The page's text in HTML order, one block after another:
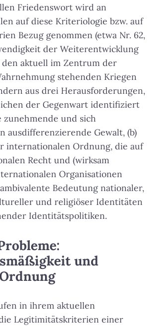
Friedenswort wird an
auf diese Kriteriologie bzw. auf
Bezug genommen (etwa Nr. 62,
der Weiterentwicklung
aktuell im Zentrum der
stehenden Kriegen
aus drei Herausforderungen,
der Gegenwart identifiziert
zunehmende und sich
ausdifferenzierende Gewalt, (b)
internationalen Ordnung, die auf
Recht und (wirksam
Organisationen
Bedeutung nationaler,
und religiöser Identitäten
Identitätspolitiken.
und
in ihrem aktuellen
Legitimitätskriterien einer